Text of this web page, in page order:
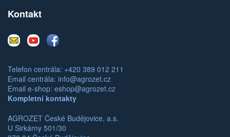
Kontakt
E-
mail
YoutubeFacebook
Telefon centrála: +420 389 012 211
Email centrála: info@agrozet.cz
Email e-shop: eshop@agrozet.cz
Kompletní kontakty
AGROZET České Budějovice, a.s.
U Sirkárny 501/30